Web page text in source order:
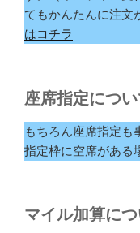
てもかんたんに注文
はコチラ
座席指定につ
もちろん座席指定も
指定枠に空席がある
マイル加算に